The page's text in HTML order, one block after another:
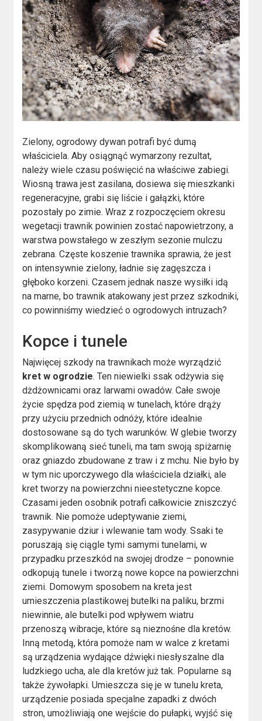
Zielony, ogrodowy dywan potrafi być dumą
właściciela. Aby osiągnąć wymarzony rezultat,
należy wiele czasu poświęcić na właściwe zabiegi.
Wiosną trawa jest zasilana, dosiewa się mieszkanki
regeneracyjne, grabi się liście i gałązki, które
pozostały po zimie. Wraz z rozpoczęciem okresu
wegetacji trawnik powinien zostać napowietrzony, a
warstwa powstałego w zeszłym sezonie mulczu
zebrana. Częste koszenie trawnika sprawia, że jest
on intensywnie zielony, ładnie się zagęszcza i
głęboko korzeni. Czasem jednak nasze wysiłki idą
na marne, bo trawnik atakowany jest przez szkodniki,
co powinniśmy wiedzieć o ogrodowych intruzach?
Kopce i tunele
Najwięcej szkody na trawnikach może wyrządzić
kret w ogrodzie. Ten niewielki ssak odżywia się
dżdżownicami oraz larwami owadów. Całe swoje
życie spędza pod ziemią w tunelach, które drąży
przy użyciu przednich odnóży, które idealnie
dostosowane są do tych warunków. W glebie tworzy
skomplikowaną sieć tuneli, ma tam swoją spiżarnię
oraz gniazdo zbudowane z traw i z mchu. Nie było by
w tym nic uporczywego dla właściciela działki, ale
kret tworzy na powierzchni nieestetyczne kopce.
Czasami jeden osobnik potrafi całkowicie zniszczyć
trawnik. Nie pomoże udeptywanie ziemi,
zasypywanie dziur i wlewanie tam wody. Ssaki te
poruszają się ciągle tymi samymi tunelami, w
przypadku przeszkód na swojej drodze – ponownie
odkopują tunele i tworzą nowe kopce na powierzchni
ziemi. Domowym sposobem na kreta jest
umieszczenia plastikowej butelki na paliku, brzmi
niewinnie, ale butelki pod wpływem wiatru
przenoszą wibracje, które są nieznośne dla kretów.
Inną metodą, która pomoże nam w walce z kretami
są urządzenia wydające dźwięki niesłyszalne dla
ludzkiego ucha, ale dla kretów już tak. Popularne są
także żywołapki. Umieszcza się je w tunelu kreta,
urządzenie posiada specjalne zapadki z dwóch
stron, umożliwiają one wejście do pułapki, wyjść się